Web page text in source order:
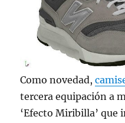
Como novedad,
tercera equipación a
‘Efecto Miribilla’ que